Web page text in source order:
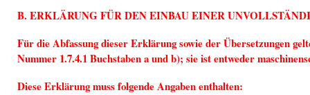
B. ERKLÄRUNG FÜR DEN EINBAU EINER
Für die Abfassung dieser Erklärung sowie der Übersetzungen
Nummer 1.7.4.1 Buchstaben a und b); sie ist entweder
Diese Erklärung muss folgende Angaben enthalten: